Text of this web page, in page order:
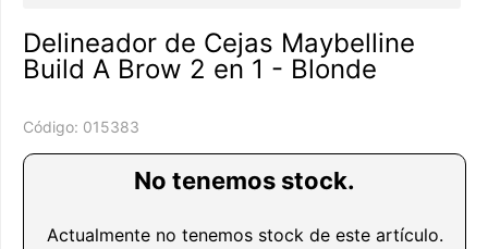
Delineador de Cejas Maybelline
Build A Brow 2 en 1 - Blonde
Código: 015383
No tenemos stock.
Actualmente no tenemos stock de este artículo.